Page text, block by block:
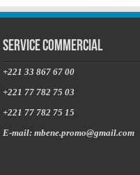
Service commercial
+221 33 867 67 00
+221 77 782 75 03
+221 77 782 75 15
E-mail: mbene.promo@gmail.com